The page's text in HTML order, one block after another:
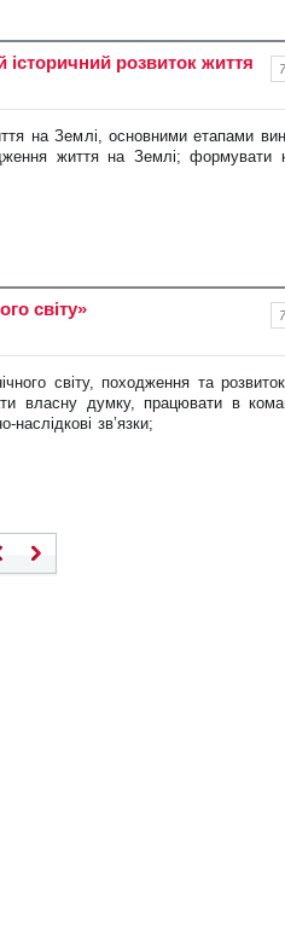
історичний розвиток життя
на Зем лі, основними етапами
життя на Землі; формувати
світу»
світу, походження та
власну думку, працювати в
зв’язки;